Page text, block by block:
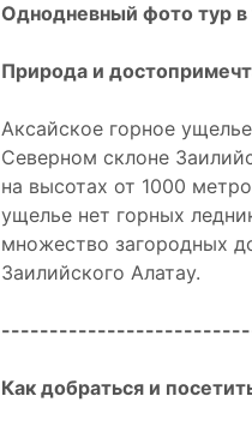
Однодневный фото тур
Природа и
Аксайское горное
Северном склоне
на высотах от 1000
ущелье нет горных
множество загородных
Заилийского Алатау.
Как добраться и